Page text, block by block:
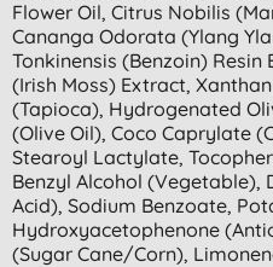
Flower Oil, Citrus Nobilis
Cananga Odorata (ylang
Tonkinensis (benzoin) Resin
(irish Moss) Extract,
(tapioca), Hydrogenated
(olive Oil), Coco Caprylate
Stearoyl Lactylate,
Benzyl Alcohol (vegetable),
Acid), Sodium Benzoate,
Hydroxyacetophenone
(sugar Cane/corn),